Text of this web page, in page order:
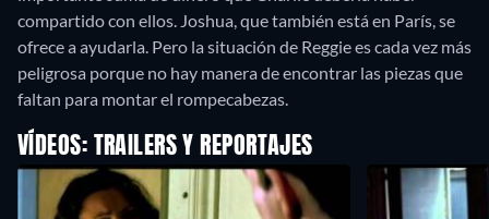
compartido con ellos. Joshua, que también está en París, se
ofrece a ayudarla. Pero la situación de Reggie es cada vez más
peligrosa porque no hay manera de encontrar las piezas que
faltan para montar el rompecabezas.
VÍDEOS: TRAILERS Y REPORTAJES